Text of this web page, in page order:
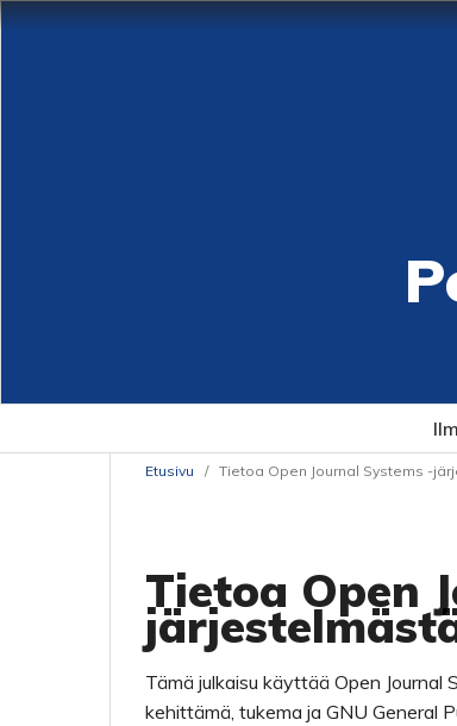
Etusivu / Tietoa Open Journal Systems -
Tietoa Open
Tämä julkaisu käyttää Open Journal
kehittämä, tukema ja GNU General